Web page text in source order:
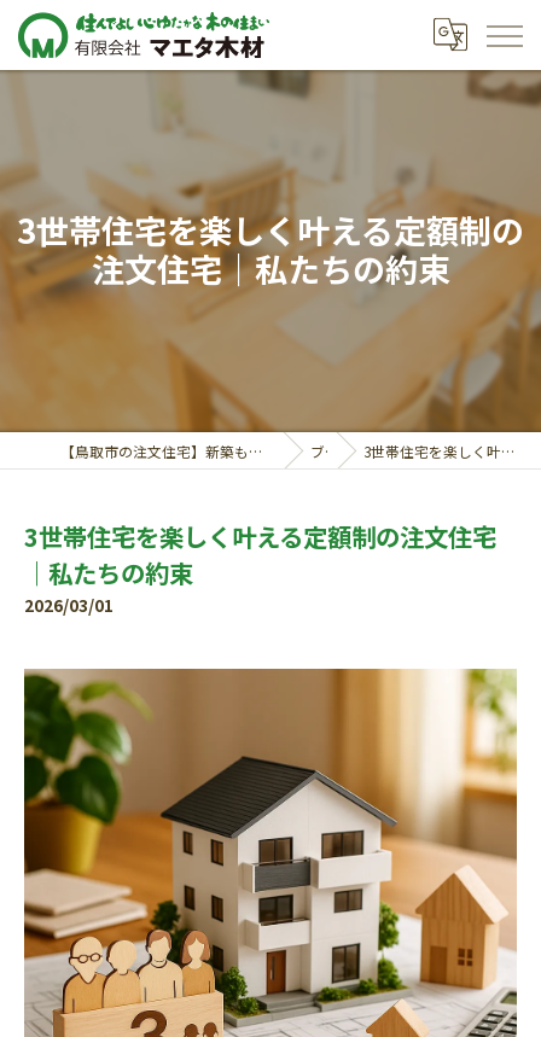
3世帯住宅を楽しく叶える定額制の
注文住宅｜私たちの約束
【鳥取市の注文住宅】新築も対応の工務店｜価格相談受付中｜有限会社マエタ木材 ブログ 3世帯住宅を楽しく叶える定額制の注文住宅｜私たちの約束
3世帯住宅を楽しく叶える定額制の注文住宅
｜私たちの約束
2026/03/01